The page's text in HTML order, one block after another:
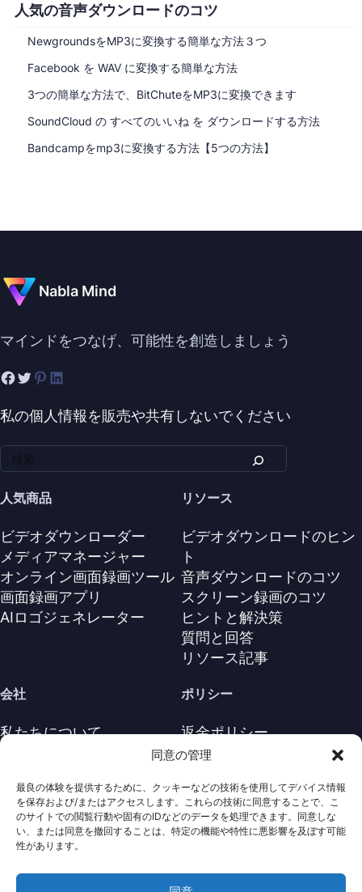
同意の管理
最良の体験を提供するために、クッキーなどの技術を使用してデバイス情報
を保存および/またはアクセスします。これらの技術に同意することで、こ
のサイトでの閲覧行動や固有のIDなどのデータを処理できます。同意しな
い、または同意を撤回することは、特定の機能や特性に悪影響を及ぼす可能
性があります。
人気の音声ダウンロードのコツ
NewgroundsをMP3に変換する簡単な方法３つ
Facebook を WAV に変換する簡単な方法
3つの簡単な方法で、BitChuteをMP3に変換できます
SoundCloud の すべてのいいね を ダウンロードする方法
Bandcampをmp3に変換する方法【5つの方法】
Nabla Mind
マインドをつなげ、可能性を創造しましょう
私の個人情報を販売や共有しないでください
人気商品
ビデオダウンローダー
メディアマネージャー
オンライン画面録画ツール
画面録画アプリ
AIロゴジェネレーター
リソース
ビデオダウンロードのヒン
ト
音声ダウンロードのコツ
スクリーン録画のコツ
ヒントと解決策
質問と回答
リソース記事
会社
私たちについて
ポリシー
返金ポリシー
プライバシーポリシー
利用規約
アンインストール
Cookieポリシ